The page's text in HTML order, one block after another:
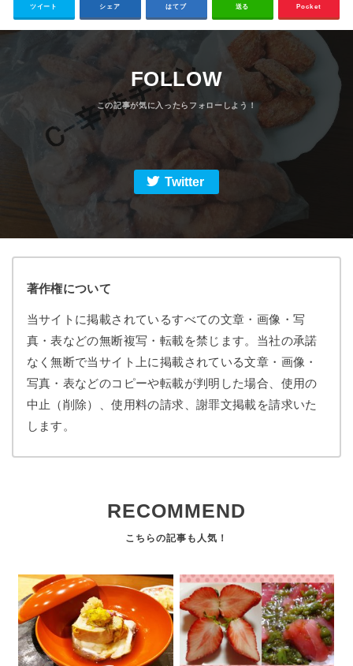
ツイート シェア はてブ 送る Pocket
FOLLOW
Twitter
著作権について
当サイトに掲載されているすべての文章・画像・写
真・表などの無断複写・転載を禁じます。当社の承諾
なく無断で当サイト上に掲載されている文章・画像・
写真・表などのコピーや転載が判明した場合、使用の
中止（削除）、使用料の請求、謝罪文掲載を請求いた
します。
RECOMMEND